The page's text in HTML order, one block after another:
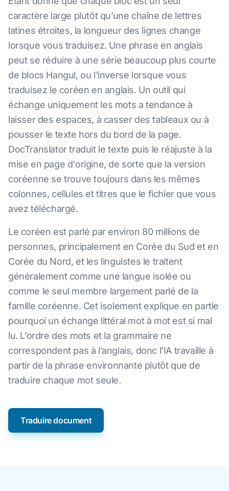
caractère large plutôt qu’une chaîne de lettres
latines étroites, la longueur des lignes change
lorsque vous traduisez. Une phrase en anglais
peut se réduire à une série beaucoup plus courte
de blocs Hangul, ou l'inverse lorsque vous
traduisez le coréen en anglais. Un outil qui
échange uniquement les mots a tendance à
laisser des espaces, à casser des tableaux ou à
pousser le texte hors du bord de la page.
DocTranslator traduit le texte puis le réajuste à la
mise en page d'origine, de sorte que la version
coréenne se trouve toujours dans les mêmes
colonnes, cellules et titres que le fichier que vous
avez téléchargé.
Le coréen est parlé par environ 80 millions de
personnes, principalement en Corée du Sud et en
Corée du Nord, et les linguistes le traitent
généralement comme une langue isolée ou
comme le seul membre largement parlé de la
famille coréenne. Cet isolement explique en partie
pourquoi un échange littéral mot à mot est si mal
lu. L’ordre des mots et la grammaire ne
correspondent pas à l’anglais, donc l’IA travaille à
partir de la phrase environnante plutôt que de
traduire chaque mot seule.
Traduire document